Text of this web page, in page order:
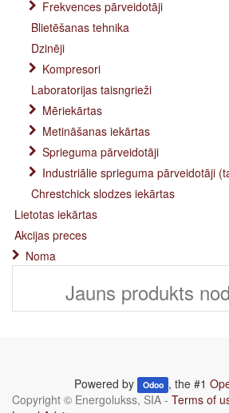
Frekvences pārveidotāji
Blietēšanas tehnika
Dzinēji
Kompresori
Laboratorijas taisngrieži
Mēriekārtas
Metināšanas iekārtas
Sprieguma pārveidotāji
Industriālie sprieguma pārveidotāji
Chrestchick slodzes iekārtas
Lietotas iekārtas
Akcijas preces
Noma
Jauns produkts
Powered by Odoo , the #1
Copyright © Energolukss, SIA - Terms of